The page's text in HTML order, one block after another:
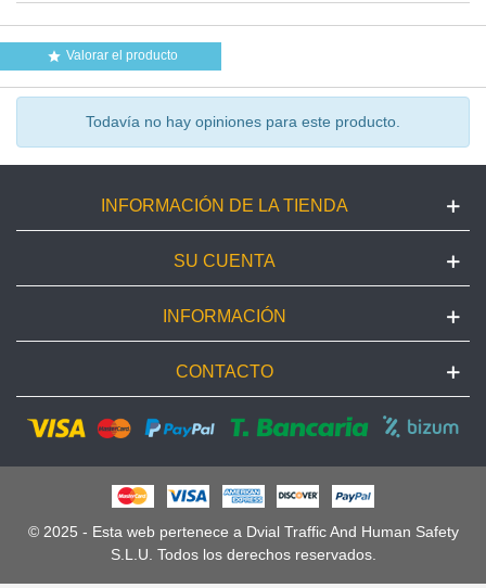
 Valorar el producto
Todavía no hay opiniones para este producto.
INFORMACIÓN DE LA TIENDA
SU CUENTA
INFORMACIÓN
CONTACTO
© 2025 - Esta web pertenece a Dvial Traffic And Human Safety
S.L.U. Todos los derechos reservados.